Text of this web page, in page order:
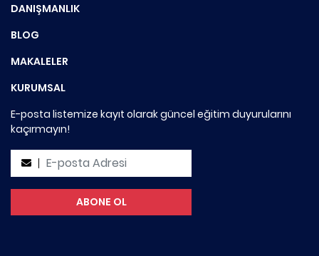
DANIŞMANLIK
BLOG
MAKALELER
KURUMSAL
E-posta listemize kayıt olarak güncel eğitim duyurularını
kaçırmayın!